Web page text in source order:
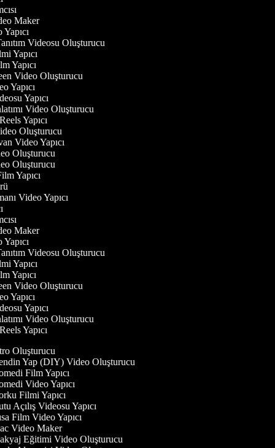
Maker
Yapıcı
Videosu Oluşturucu
Yapıcı
Yapıcı
Video Oluşturucu
Yapıcı
Yapıcı
Video Oluşturucu
Yapıcı
Oluşturucu
Video Yapıcı
Oluşturucu
Oluşturucu
Yapıcı
Video Yapıcı
Maker
Yapıcı
Videosu Oluşturucu
Yapıcı
Yapıcı
Video Oluşturucu
Yapıcı
Yapıcı
Video Oluşturucu
Yapıcı
Oluşturucu
Yap (DIY) Video Oluşturucu
Film Yapıcı
Video Yapıcı
Filmi Yapıcı
Açılış Videosu Yapıcı
Film Video Yapıcı
Video Maker
Eğitimi Video Oluşturucu